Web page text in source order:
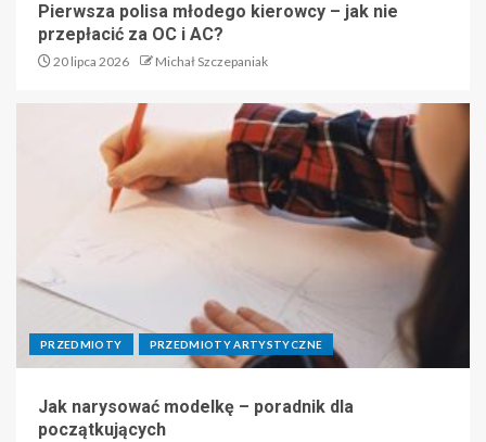
Pierwsza polisa młodego kierowcy – jak nie
przepłacić za OC i AC?
20 lipca 2026 Michał Szczepaniak
PRZEDMIOTY PRZEDMIOTY ARTYSTYCZNE
Jak narysować modelkę – poradnik dla
początkujących